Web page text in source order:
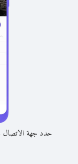
حدد جهة الاتصال